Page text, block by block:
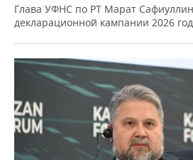
Глава УФНС по РТ Марат Сафиуллин
декларационной кампании 2026